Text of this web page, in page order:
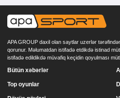
APA GROUP daxil olan saytlar uzerlər
qorunur. Məlumatdan istifadə etdikdə istinad
istifadə edildikdə müvafiq keçidin qoyulması
Bütün xəbərlər
Top oyunlar